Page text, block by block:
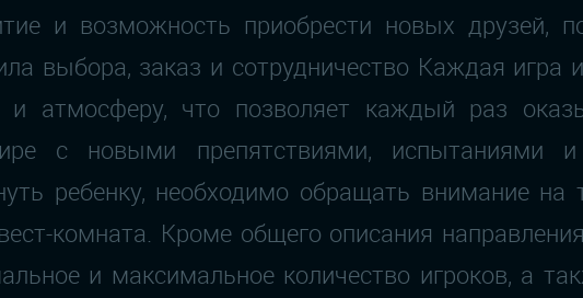
и возможность приобрести новых друзей,
выбора, заказ и сотрудничество Каждая игра
и атмосферу, что позволяет каждый раз
с новыми препятствиями, испытаниями и
ребенку, необходимо обращать внимание на
комната. Кроме общего описания
и максимальное количество игроков, а